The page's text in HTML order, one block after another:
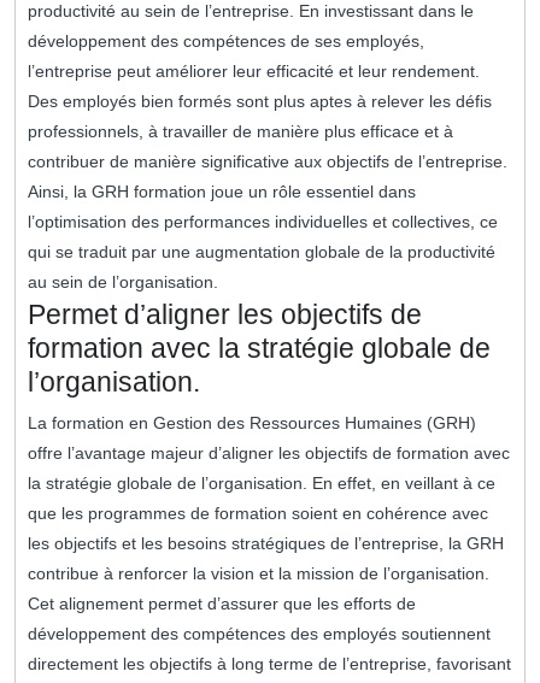
productivité au sein de l’entreprise. En investissant dans le
développement des compétences de ses employés,
l’entreprise peut améliorer leur efficacité et leur rendement.
Des employés bien formés sont plus aptes à relever les défis
professionnels, à travailler de manière plus efficace et à
contribuer de manière significative aux objectifs de l’entreprise.
Ainsi, la GRH formation joue un rôle essentiel dans
l’optimisation des performances individuelles et collectives, ce
qui se traduit par une augmentation globale de la productivité
au sein de l’organisation.
Permet d’aligner les objectifs de
formation avec la stratégie globale de
l’organisation.
La formation en Gestion des Ressources Humaines (GRH)
offre l’avantage majeur d’aligner les objectifs de formation avec
la stratégie globale de l’organisation. En effet, en veillant à ce
que les programmes de formation soient en cohérence avec
les objectifs et les besoins stratégiques de l’entreprise, la GRH
contribue à renforcer la vision et la mission de l’organisation.
Cet alignement permet d’assurer que les efforts de
développement des compétences des employés soutiennent
directement les objectifs à long terme de l’entreprise, favorisant